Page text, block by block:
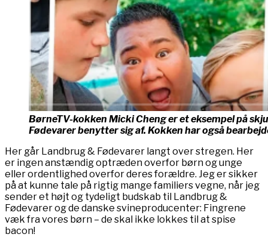
BørneTV-kokken Micki Cheng er et eksempel på
Fødevarer benytter sig af. Kokken har også
Her går Landbrug & Fødevarer langt over stregen. Her
er ingen anstændig optræden overfor børn og unge
eller ordentlighed overfor deres forældre. Jeg er sikker
på at kunne tale på rigtig mange familiers vegne, når jeg
sender et højt og tydeligt budskab til Landbrug &
Fødevarer og de danske svineproducenter: Fingrene
væk fra vores børn – de skal ikke lokkes til at spise
bacon!